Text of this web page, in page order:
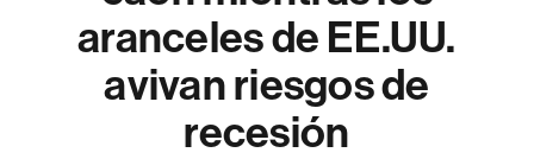
aranceles de EE.UU.
avivan riesgos de
recesión